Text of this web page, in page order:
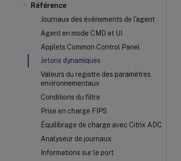
Référence
Journaux des événements de l'agent
Agent en mode CMD et UI
Applets Common Control Panel
Jetons dynamiques
Valeurs du registre des paramètres
environnementaux
Conditions du filtre
Prise en charge FIPS
Équilibrage de charge avec Citrix ADC
Analyseur de journaux
Informations sur le port